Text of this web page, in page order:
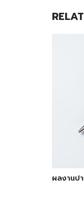
ผลงานป